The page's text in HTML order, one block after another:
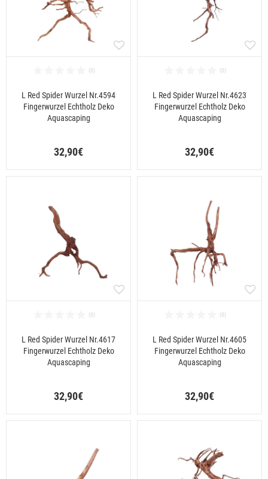
L Red Spider Wurzel Nr.4594
Fingerwurzel Echtholz Deko
Aquascaping
32,90€
L Red Spider Wurzel Nr.4623
Fingerwurzel Echtholz Deko
Aquascaping
32,90€
L Red Spider Wurzel Nr.4617
Fingerwurzel Echtholz Deko
Aquascaping
32,90€
L Red Spider Wurzel Nr.4605
Fingerwurzel Echtholz Deko
Aquascaping
32,90€